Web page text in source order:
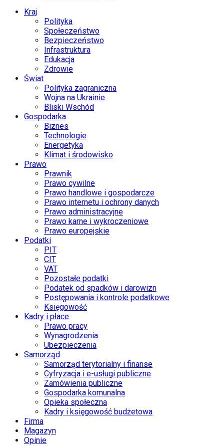
Kraj
Polityka
Społeczeństwo
Bezpieczeństwo
Infrastruktura
Edukacja
Zdrowie
Świat
Polityka zagraniczna
Wojna na Ukrainie
Bliski Wschód
Gospodarka
Biznes
Technologie
Energetyka
Klimat i środowisko
Prawo
Prawnik
Prawo cywilne
Prawo handlowe i gospodarcze
Prawo internetu i ochrony danych
Prawo administracyjne
Prawo karne i wykroczeniowe
Prawo europejskie
Podatki
PIT
CIT
VAT
Pozostałe podatki
Podatek od spadków i darowizn
Postępowania i kontrole podatkowe
Księgowość
Kadry i płace
Prawo pracy
Wynagrodzenia
Ubezpieczenia
Samorząd
Samorząd terytorialny i finanse
Cyfryzacja i e-usługi publiczne
Zamówienia publiczne
Gospodarka komunalna
Opieka społeczna
Kadry i księgowość budżetowa
Firma
Magazyn
Opinie